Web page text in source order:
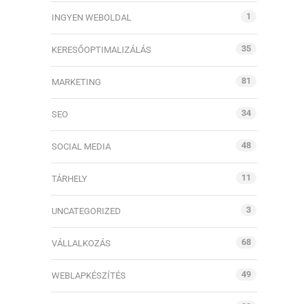
INGYEN WEBOLDAL 1
KERESŐOPTIMALIZÁLÁS 35
MARKETING 81
SEO 34
SOCIAL MEDIA 48
TÁRHELY 11
UNCATEGORIZED 3
VÁLLALKOZÁS 68
WEBLAPKÉSZÍTÉS 49